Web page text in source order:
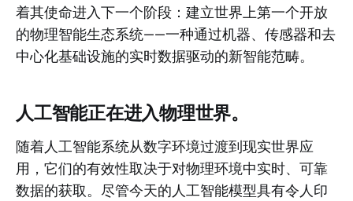
着其使命进入下一个阶段：建立世界上第一个开放
的物理智能生态系统——一种通过机器、传感器和去
中心化基础设施的实时数据驱动的新智能范畴。
人工智能正在进入物理世界。
随着人工智能系统从数字环境过渡到现实世界应
用，它们的有效性取决于对物理环境中实时、可靠
数据的获取。尽管今天的人工智能模型具有令人印